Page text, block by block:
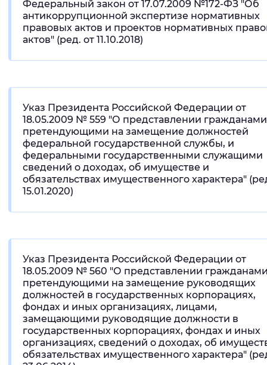
Федеральный закон от 17.07.2009 №172-ФЗ "Об
антикоррупционной экспертизе нормативных
правовых актов и проектов нормативных
актов" (ред. от 11.10.2018)
Указ Президента Российской Федерации от
18.05.2009 № 559 "О представлении
претендующими на замещение должностей
федеральной государственной службы, и
федеральными государственными служащими
сведений о доходах, об имуществе и
обязательствах имущественного характера"
15.01.2020)
Указ Президента Российской Федерации от
18.05.2009 № 560 "О представлении
претендующими на замещение руководящих
должностей в государственных корпорациях,
фондах и иных организациях, лицами,
замещающими руководящие должности в
государственных корпорациях, фондах и иных
организациях, сведений о доходах, об
обязательствах имущественного характера"